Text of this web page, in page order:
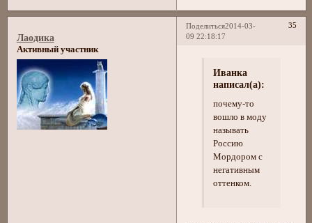
Поделиться 35
2014-03-
09 22:18:17
Лаодика
Активный участник
Иванка
написал(а):
почему-то
вошло в моду
называть
Россию
Мордором с
негативным
оттенком.